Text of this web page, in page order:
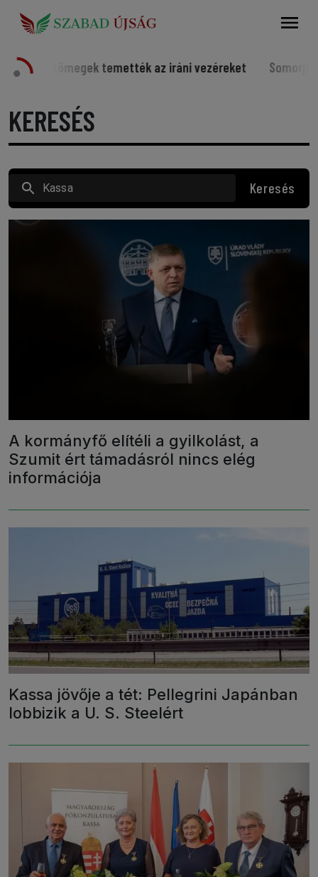
az iráni vezéreket Somorjai sportolók a világ
KERESÉS
Keresés
A kormányfő elítéli a gyilkolást, a
Szumit ért támadásról nincs elég
információja
Kassa jövője a tét: Pellegrini Japánban
lobbizik a U. S. Steelért